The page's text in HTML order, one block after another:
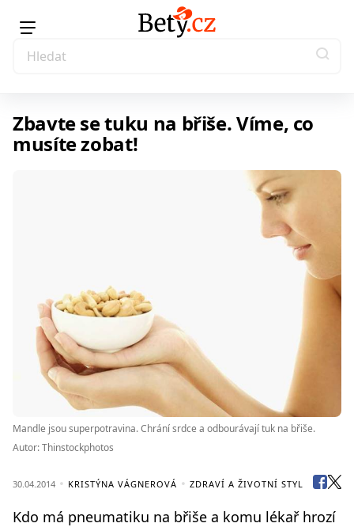
Zbavte se tuku na břiše. Víme, co
musíte zobat!
Mandle jsou superpotravina. Chrání srdce a odbourávají tuk na břiše.
Autor: Thinstockphotos
30.04.2014 KRISTÝNA VÁGNEROVÁ ZDRAVÍ A ŽIVOTNÍ STYL
Kdo má pneumatiku na břiše a komu lékař hrozí